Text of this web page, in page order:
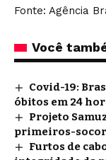
Fonte: Agência
Você
Covid-19:
óbitos em 24
Projeto
primeiros-
Furtos de